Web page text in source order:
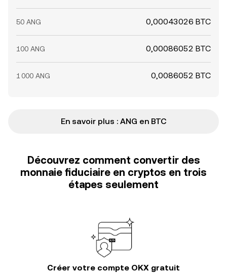
50 ANG 0,00043026 BTC
100 ANG 0,00086052 BTC
1 000 ANG 0,0086052 BTC
En savoir plus : ANG en BTC
Découvrez comment convertir des
monnaie fiduciaire en cryptos en trois
étapes seulement
Créer votre compte OKX gratuit